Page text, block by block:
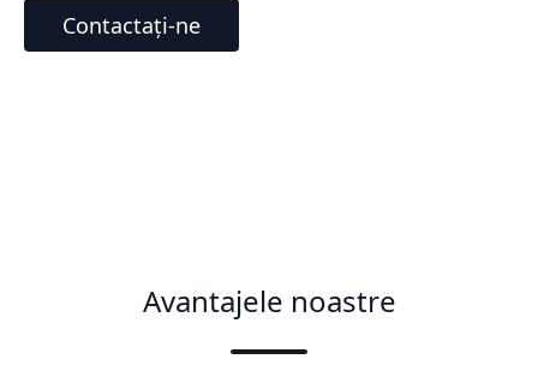
Contactați-ne
Avantajele noastre